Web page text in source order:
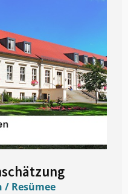
Resümee